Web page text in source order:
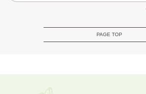
PAGE TOP